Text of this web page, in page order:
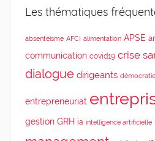
Les thématiques
absentéisme AFCI alimentation APSE
communication covid19 crise
dialogue dirigeants démocratie
entrepreneuriat
gestion GRH ia intelligence artificielle